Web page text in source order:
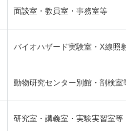
面談室・教員室・事務室等
バイオハザード実験室・X線照
動物研究センター別館・剖検室
研究室・講義室・実験実習室等